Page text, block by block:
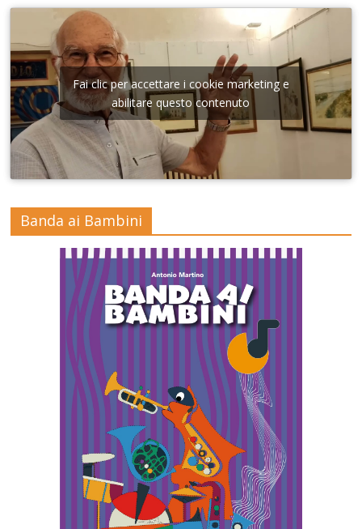
Fai clic per accettare i cookie marketing e
abilitare questo contenuto
Banda ai Bambini